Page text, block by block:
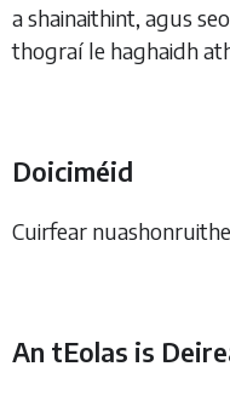
a shainaithint, agus
thograí le haghaidh
Doiciméid
Cuirfear
An tEolas is